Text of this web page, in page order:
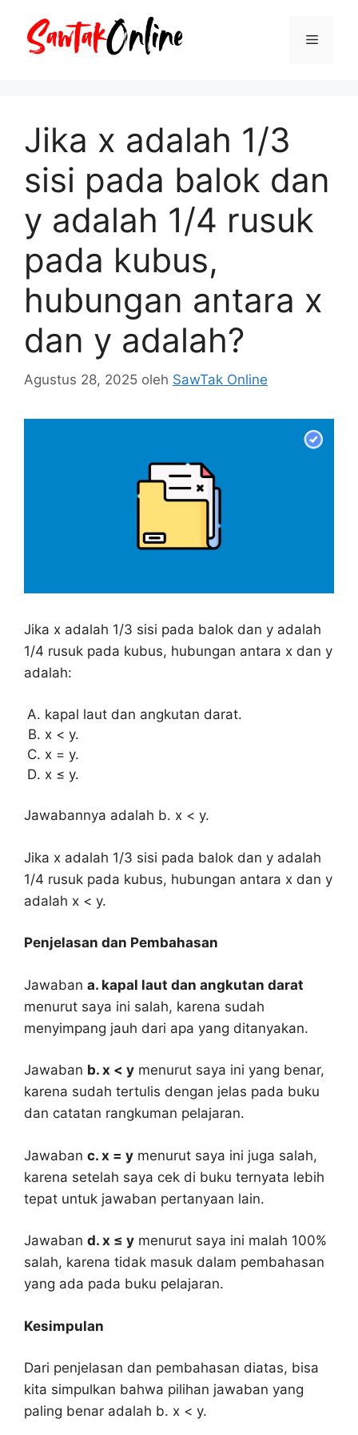
Menu
Jika x adalah 1/3
sisi pada balok dan
y adalah 1/4 rusuk
pada kubus,
hubungan antara x
dan y adalah?
Agustus 28, 2025 oleh SawTak Online
Jika x adalah 1/3 sisi pada balok dan y adalah
1/4 rusuk pada kubus, hubungan antara x dan y
adalah:
kapal laut dan angkutan darat.
x < y.
x = y.
x ≤ y.
Jawabannya adalah b. x < y.
Jika x adalah 1/3 sisi pada balok dan y adalah
1/4 rusuk pada kubus, hubungan antara x dan y
adalah x < y.
Penjelasan dan Pembahasan
Jawaban a. kapal laut dan angkutan darat
menurut saya ini salah, karena sudah
menyimpang jauh dari apa yang ditanyakan.
Jawaban b. x < y menurut saya ini yang benar,
karena sudah tertulis dengan jelas pada buku
dan catatan rangkuman pelajaran.
Jawaban c. x = y menurut saya ini juga salah,
karena setelah saya cek di buku ternyata lebih
tepat untuk jawaban pertanyaan lain.
Jawaban d. x ≤ y menurut saya ini malah 100%
salah, karena tidak masuk dalam pembahasan
yang ada pada buku pelajaran.
Kesimpulan
Dari penjelasan dan pembahasan diatas, bisa
kita simpulkan bahwa pilihan jawaban yang
paling benar adalah b. x < y.